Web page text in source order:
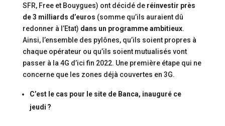
SFR, Free et Bouygues) ont décidé de réinvestir près
de 3 milliards d’euros (somme qu’ils auraient dû
redonner à l’Etat) dans un programme ambitieux.
Ainsi, l’ensemble des pylônes, qu’ils soient propres à
chaque opérateur ou qu’ils soient mutualisés vont
passer à la 4G d’ici fin 2022. Une première étape qui ne
concerne que les zones déjà couvertes en 3G.
C’est le cas pour le site de Banca, inauguré ce
jeudi ?